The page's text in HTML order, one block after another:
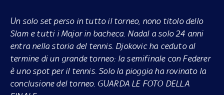
Un solo set perso in tutto il torneo, nono titolo dello
Slam e tutti i Major in bacheca. Nadal a solo 24 anni
entra nella storia del tennis. Djokovic ha ceduto al
termine di un grande torneo: la semifinale con Federer
è uno spot per il tennis. Solo la pioggia ha rovinato la
conclusione del torneo. GUARDA LE FOTO DELLA